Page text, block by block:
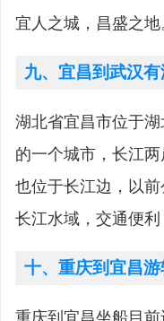
宜人之城，昌盛之
九、宜昌到武汉有
湖北省宜昌市位于
的一个城市，长江
也位于长江边，以
长江水域，交通便
十、重庆到宜昌游
重庆到宜昌坐船目